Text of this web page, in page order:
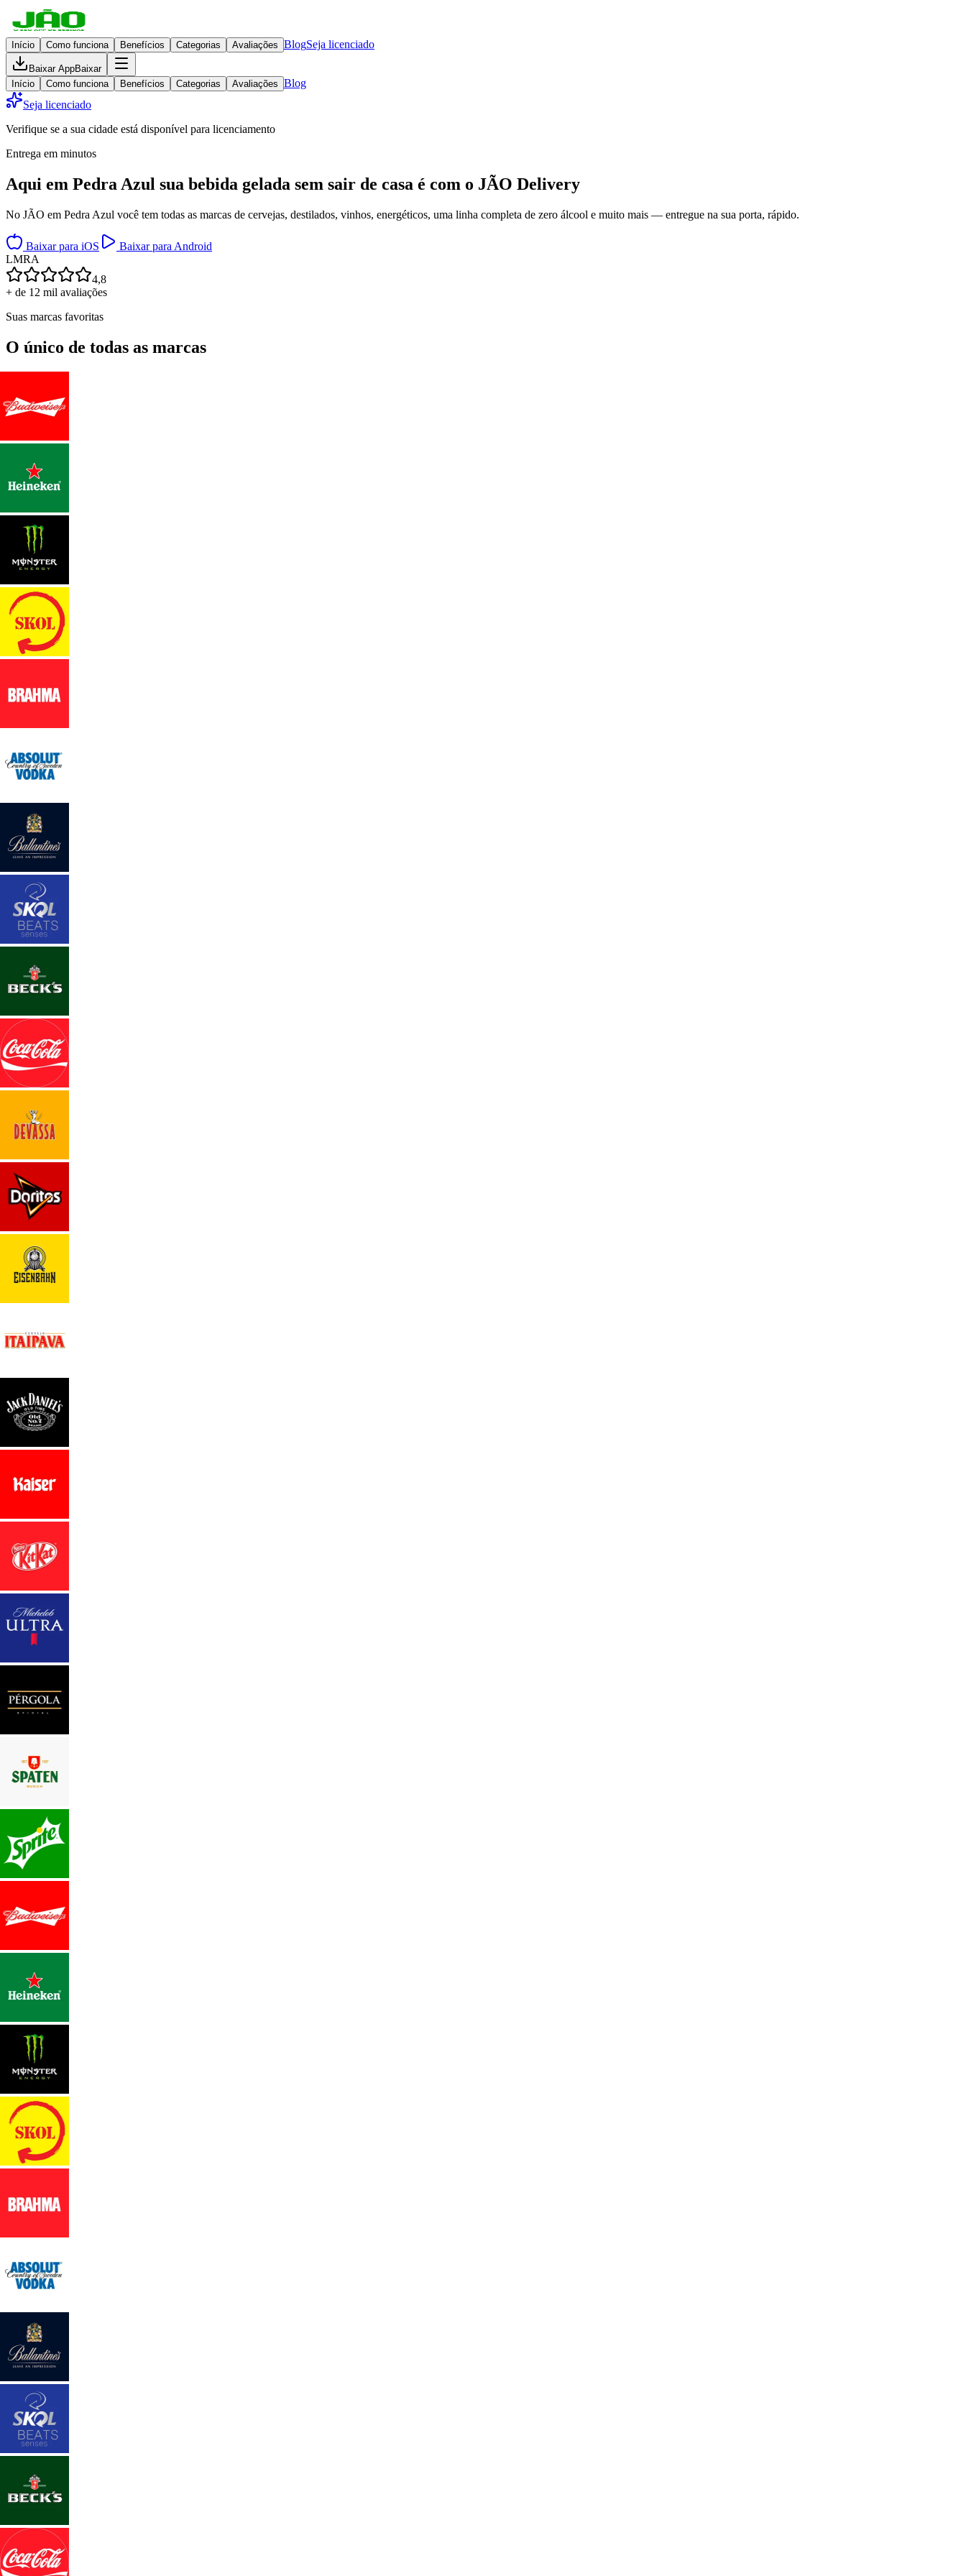
Início Como funciona Benefícios Categorias Avaliações BlogSeja licenciado
Baixar AppBaixar
Início
Como funciona Benefícios Categorias Avaliações Blog
Seja licenciado
Verifique se a sua cidade está disponível para licenciamento
Entrega em minutos
Aqui em Pedra Azul sua bebida gelada sem sair de casa é com o JÃO Delivery
No JÃO em Pedra Azul você tem todas as marcas de cervejas, destilados, vinhos, energéticos, uma linha completa de zero álcool e muito mais — entregue na sua porta, rápido.
Baixar para iOS
Baixar para Android
LMRA
4,8
+ de 12 mil avaliações
Suas marcas favoritas
O único de todas as marcas